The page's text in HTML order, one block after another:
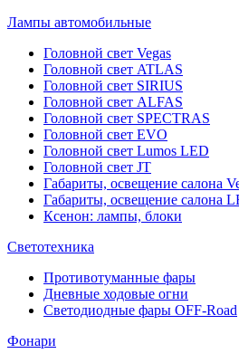
Лампы автомобильные
Головной свет Vegas
Головной свет ATLAS
Головной свет SIRIUS
Головной свет ALFAS
Головной свет SPECTRAS
Головной свет EVO
Головной свет Lumos LED
Головной свет JT
Габариты, освещение салона
Габариты, освещение салона
Ксенон: лампы, блоки
Светотехника
Противотуманные фары
Дневные ходовые огни
Светодиодные фары OFF-Road
Фонари